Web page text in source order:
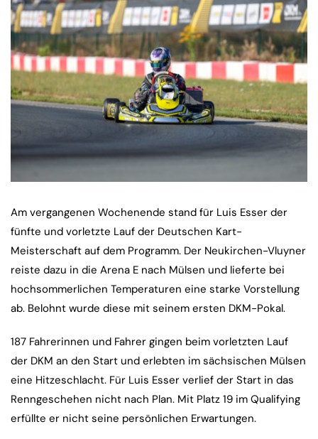
Am vergangenen Wochenende stand für Luis Esser der
fünfte und vorletzte Lauf der Deutschen Kart-
Meisterschaft auf dem Programm. Der Neukirchen-Vluyner
reiste dazu in die Arena E nach Mülsen und lieferte bei
hochsommerlichen Temperaturen eine starke Vorstellung
ab. Belohnt wurde diese mit seinem ersten DKM-Pokal.
187 Fahrerinnen und Fahrer gingen beim vorletzten Lauf
der DKM an den Start und erlebten im sächsischen Mülsen
eine Hitzeschlacht. Für Luis Esser verlief der Start in das
Renngeschehen nicht nach Plan. Mit Platz 19 im Qualifying
erfüllte er nicht seine persönlichen Erwartungen.